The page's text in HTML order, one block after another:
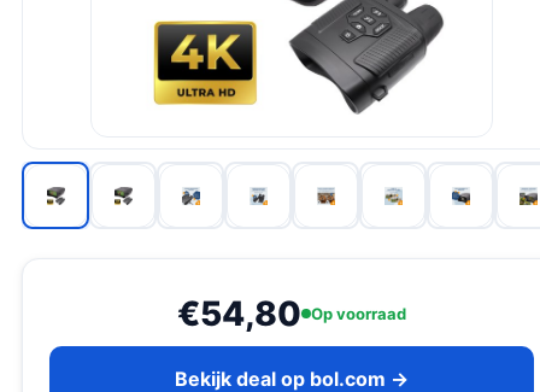
€54,80 Op voorraad
Bekijk deal op bol.com →